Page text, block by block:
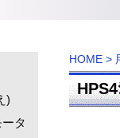
)
タ
HOME >
HPS4